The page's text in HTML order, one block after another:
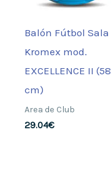
Balón Fútbol Sala
Kromex mod.
EXCELLENCE II (58
cm)
Area de Club
29.04€